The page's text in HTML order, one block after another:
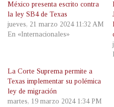
México presenta escrito contra
la ley SB4 de Texas
jueves, 21 marzo 2024 11:32 AM
En «Internacionales»
La Corte Suprema permite a
Texas implementar su polémica
ley de migración
martes, 19 marzo 2024 1:34 PM